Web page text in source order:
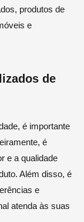
produtos de
e
de
é importante
é
e a qualidade
Além disso, é
e
atenda às suas